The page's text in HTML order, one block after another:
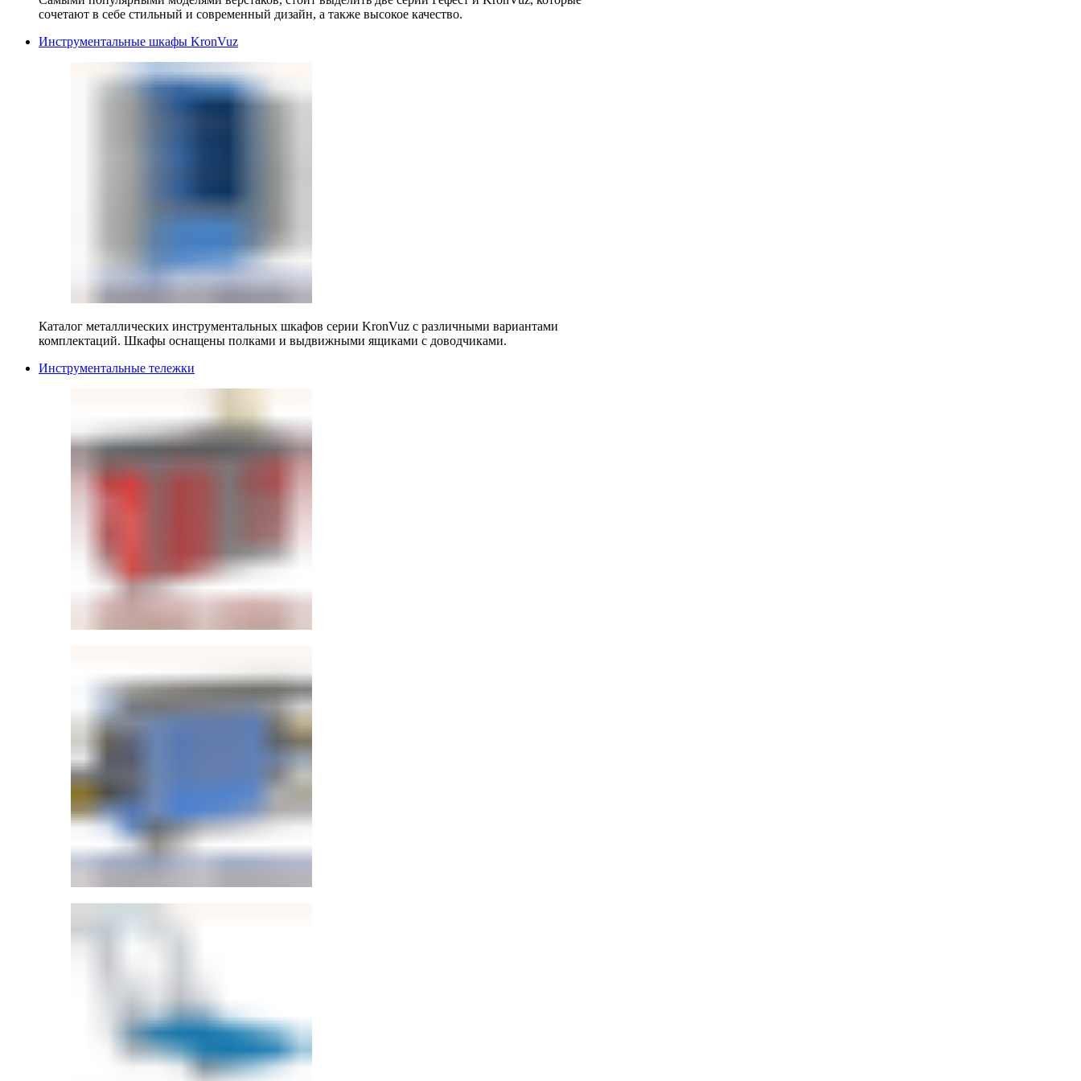
сочетают в себе стильный и современный дизайн, а также высокое качество.
Инструментальные шкафы KronVuz
Каталог металлических инструментальных шкафов серии KronVuz с различными вариантами
комплектаций. Шкафы оснащены полками и выдвижными ящиками с доводчиками.
Инструментальные тележки